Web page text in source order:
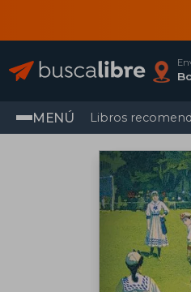
MENÚ Libros